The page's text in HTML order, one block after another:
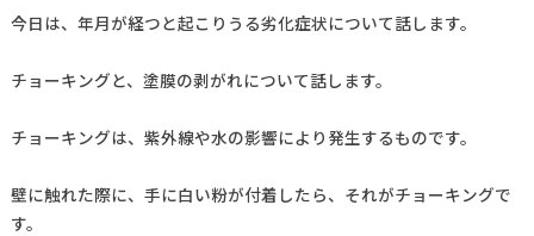
今日は、年月が経つと起こりうる劣化症状について話します。
チョーキングと、塗膜の剥がれについて話します。
チョーキングは、紫外線や水の影響により発生するものです。
壁に触れた際に、手に白い粉が付着したら、それがチョーキングで
す。